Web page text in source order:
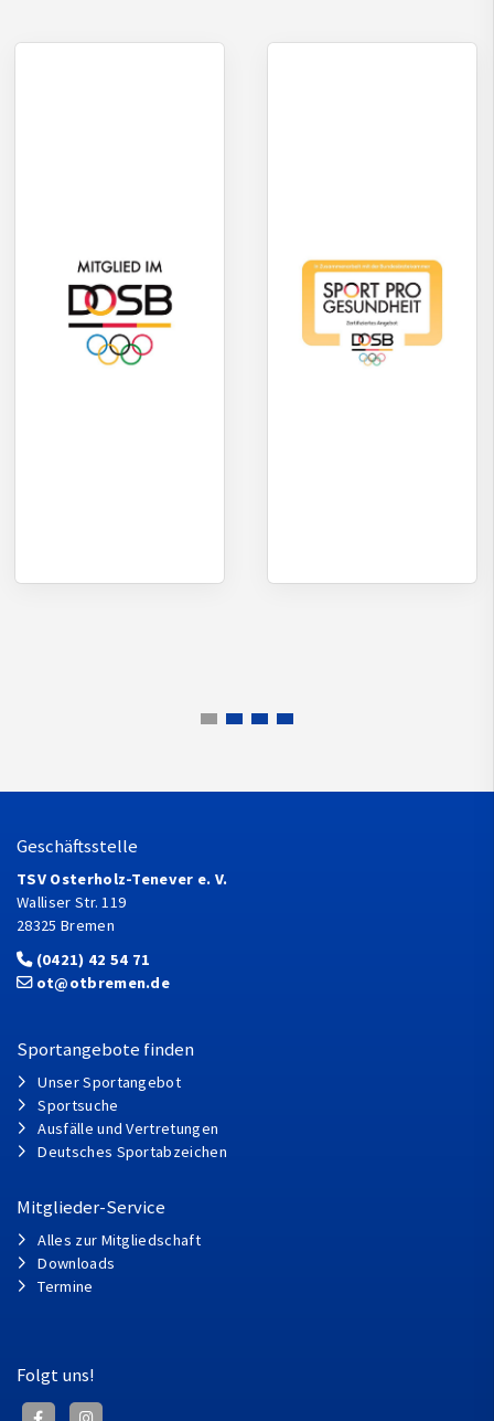
Geschäftsstelle
TSV Osterholz-Tenever e. V.
Walliser Str. 119
28325 Bremen
(0421) 42 54 71
ot@otbremen.de
Sportangebote finden
Unser Sportangebot
Sportsuche
Ausfälle und Vertretungen
Deutsches Sportabzeichen
Mitglieder-Service
Alles zur Mitgliedschaft
Downloads
Termine
Folgt uns!